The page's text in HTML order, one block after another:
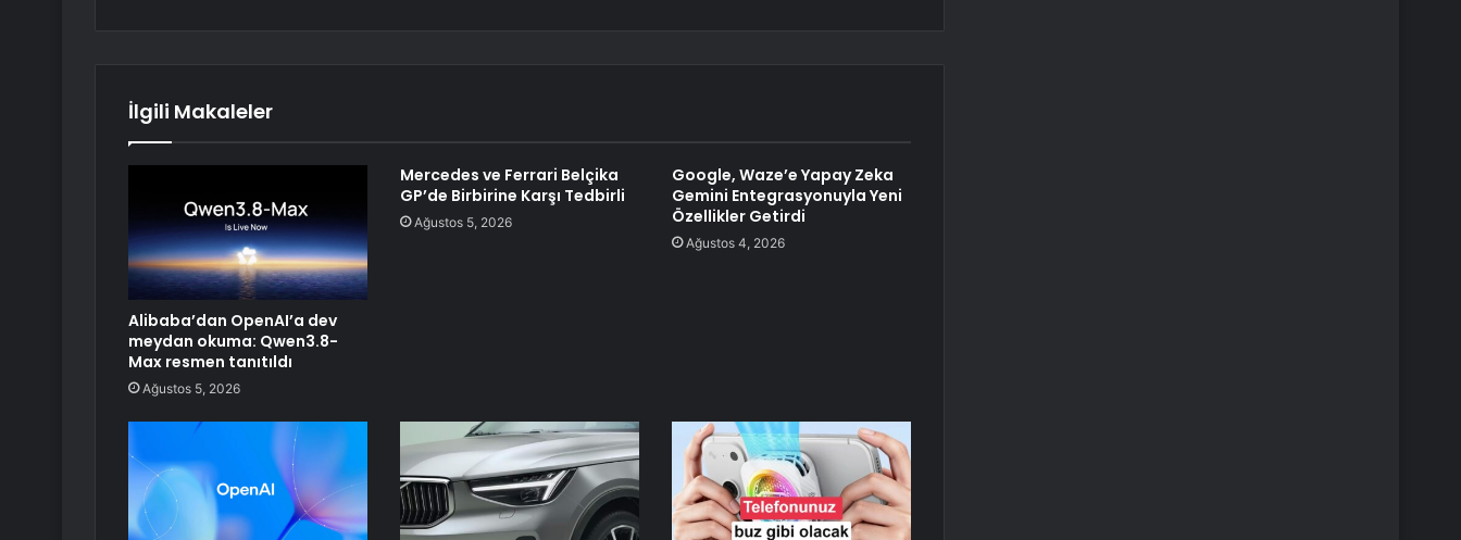
İlgili Makaleler
Alibaba’dan OpenAI’a dev
meydan okuma: Qwen3.8-
Max resmen tanıtıldı
Ağustos 5, 2026
Mercedes ve Ferrari Belçika
GP’de Birbirine Karşı Tedbirli
Ağustos 5, 2026
Google, Waze’e Yapay Zeka
Gemini Entegrasyonuyla Yeni
Özellikler Getirdi
Ağustos 4, 2026